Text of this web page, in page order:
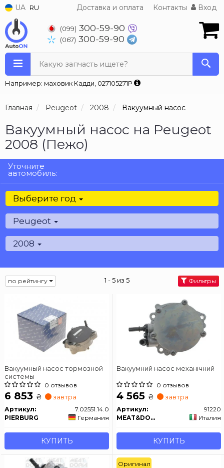
UA RU Доставка и оплата Контакты Вход
(099) 300-59-90
(067) 300-59-90
Какую запчасть ищете?
Например: маховик Кадди, 027105271P
Главная Peugeot 2008 Вакуумный насос
Вакуумный насос на Peugeot
2008 (Пежо)
Уточните
автомобиль:
Выберите год
Peugeot
2008
по рейтингу 1 - 5 из 5 Фильтры
Вакуумный насос тормозной
системы
0 отзывов
6 853 ₴ завтра
Артикул:
7.02551.14.0
PIERBURG
Германия
КУПИТЬ
Вакуумний насос механічний
0 отзывов
4 565 ₴ завтра
Артикул:
91220
MEAT&DORIA
Италия
КУПИТЬ
Оригинал